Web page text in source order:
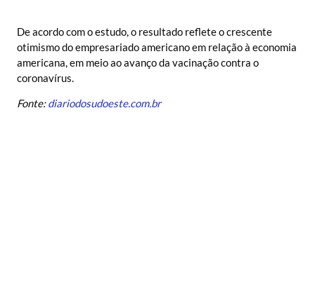
De acordo com o estudo, o resultado reflete o crescente
otimismo do empresariado americano em relação à economia
americana, em meio ao avanço da vacinação contra o
coronavírus.
Fonte:diariodosudoeste.com.br